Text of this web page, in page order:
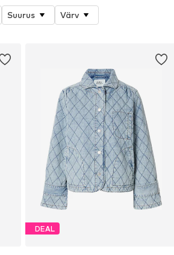
Suurus Värv
DEAL